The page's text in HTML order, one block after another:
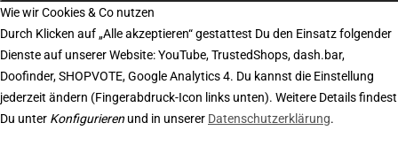
Wie wir Cookies & Co nutzen
Durch Klicken auf „Alle akzeptieren“ gestattest Du den Einsatz folgender
Dienste auf unserer Website: YouTube, TrustedShops, dash.bar,
Doofinder, SHOPVOTE, Google Analytics 4. Du kannst die Einstellung
jederzeit ändern (Fingerabdruck-Icon links unten). Weitere Details findest
Du unter Konfigurieren und in unserer Datenschutzerklärung.